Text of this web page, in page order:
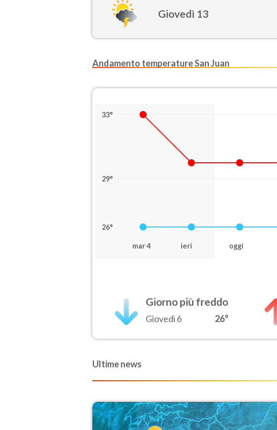
Giovedì 13
Andamento temperature San Juan
33°
29°
26°
mar 4 ieri oggi
Giorno più freddo
Giovedì 6 26°
Ultime news